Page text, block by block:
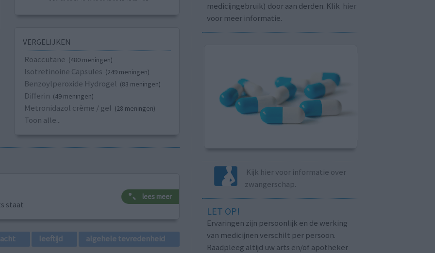
VERGELIJKEN
Roaccutane (480 meningen)
Isotretinoine Capsules (249 meningen)
Benzoylperoxide Hydrogel (83 meningen)
Differin (49 meningen)
Metronidazol crème / gel (28 meningen)
Toon alle...
staat
lees meer
leeftijd algehele tevredenheid
medicijngebruik) door aan derden. Klik hier
voor meer informatie.
Kijk hier voor informatie over
zwangerschap.
LET OP!
Ervaringen zijn persoonlijk en de werking
van medicijnen verschilt per persoon.
Raadpleeg altijd uw arts en/of apotheker